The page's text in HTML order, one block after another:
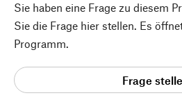
Sie haben eine Frage zu diesem
Sie die Frage hier stellen. Es
Programm.
Frage